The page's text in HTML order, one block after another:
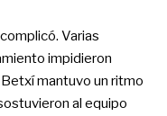
Varias
impidieron
mantuvo un ritmo
al equipo